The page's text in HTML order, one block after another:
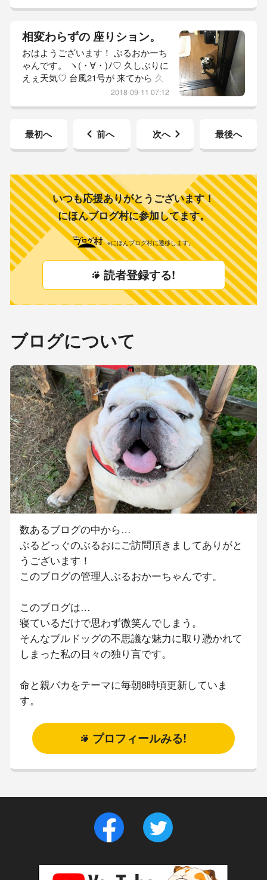
ん。 部屋の中 シッコの形跡はない
かと 探しておったのですが 見当た
らない。 そんなはずはない！！ こ
んな時は きっと ゲージ！！ (ｷΦдΦ)
やっぱりやってやがったし。 朝か
相変わらずの 座りション。
おはようございます！ ぶるおかーち
ゃんです。 ヽ(・∀・)ﾉ♡ 久しぶりに
えぇ天気♡ 台風21号が 来てから 久
しぶりの快晴。 スッキリしない 天
し。 とりあえず、三日坊主にはなら
んかった。 今日も 弁当作ったぞ！
ヽ(｀ェ´)ﾉ それでは 参りましょう！
ーごぜーまーす！ 】 先ずは
2018-09-11 07:12
最初へ 前へ 次へ 最後へ
いつも応援ありがとうございます！
にほんブログ村に参加してます。
※にほんブログ村に遷移します。
読者登録する!
ブログについて
数あるブログの中から…
ぶるどっぐのぶるおにご訪問頂きましてありがと
うございます！
このブログの管理人ぶるおかーちゃんです。
このブログは…
寝ているだけで思わず微笑んでしまう。
そんなブルドッグの不思議な魅力に取り憑かれて
しまった私の日々の独り言です。
命と親バカをテーマに毎朝8時頃更新していま
す。
プロフィールみる!